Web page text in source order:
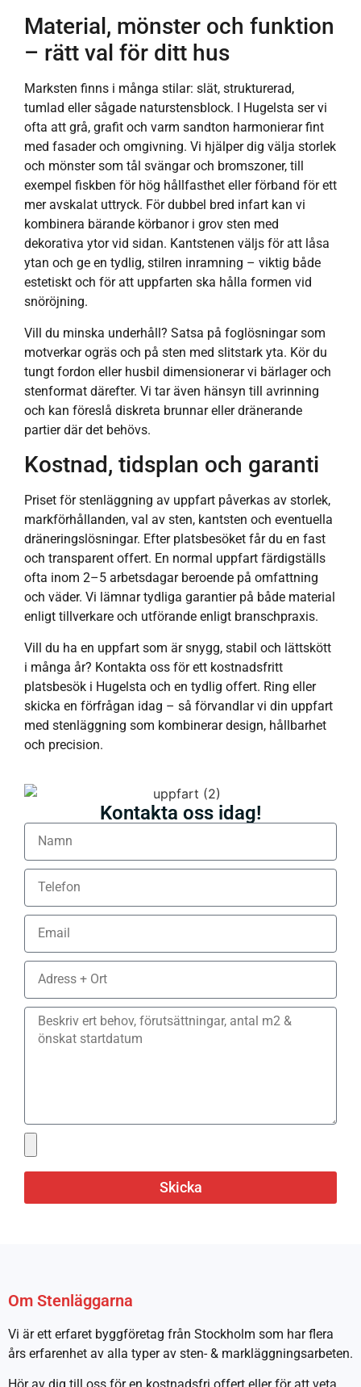
Material, mönster och funktion
– rätt val för ditt hus
Marksten finns i många stilar: slät, strukturerad,
tumlad eller sågade naturstensblock. I Hugelsta ser vi
ofta att grå, grafit och varm sandton harmonierar fint
med fasader och omgivning. Vi hjälper dig välja storlek
och mönster som tål svängar och bromszoner, till
exempel fiskben för hög hållfasthet eller förband för ett
mer avskalat uttryck. För dubbel bred infart kan vi
kombinera bärande körbanor i grov sten med
dekorativa ytor vid sidan. Kantstenen väljs för att låsa
ytan och ge en tydlig, stilren inramning – viktig både
estetiskt och för att uppfarten ska hålla formen vid
snöröjning.
Vill du minska underhåll? Satsa på foglösningar som
motverkar ogräs och på sten med slitstark yta. Kör du
tungt fordon eller husbil dimensionerar vi bärlager och
stenformat därefter. Vi tar även hänsyn till avrinning
och kan föreslå diskreta brunnar eller dränerande
partier där det behövs.
Kostnad, tidsplan och garanti
Priset för stenläggning av uppfart påverkas av storlek,
markförhållanden, val av sten, kantsten och eventuella
dräneringslösningar. Efter platsbesöket får du en fast
och transparent offert. En normal uppfart färdigställs
ofta inom 2–5 arbetsdagar beroende på omfattning
och väder. Vi lämnar tydliga garantier på både material
enligt tillverkare och utförande enligt branschpraxis.
Vill du ha en uppfart som är snygg, stabil och lättskött
i många år? Kontakta oss för ett kostnadsfritt
platsbesök i Hugelsta och en tydlig offert. Ring eller
skicka en förfrågan idag – så förvandlar vi din uppfart
med stenläggning som kombinerar design, hållbarhet
och precision.
Kontakta oss idag!
Skicka
Om Stenläggarna
Vi är ett erfaret byggföretag från Stockholm som har flera
års erfarenhet av alla typer av sten- & markläggningsarbeten.